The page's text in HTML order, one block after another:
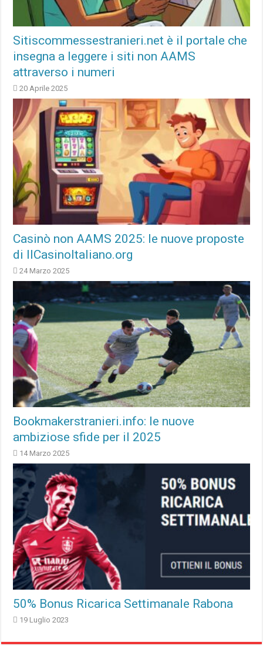
Sitiscommessestranieri.net è il portale che
insegna a leggere i siti non AAMS
attraverso i numeri
20 Aprile 2025
Casinò non AAMS 2025: le nuove proposte
di IlCasinoItaliano.org
24 Marzo 2025
Bookmakerstranieri.info: le nuove
ambiziose sfide per il 2025
14 Marzo 2025
50% Bonus Ricarica Settimanale Rabona
19 Luglio 2023